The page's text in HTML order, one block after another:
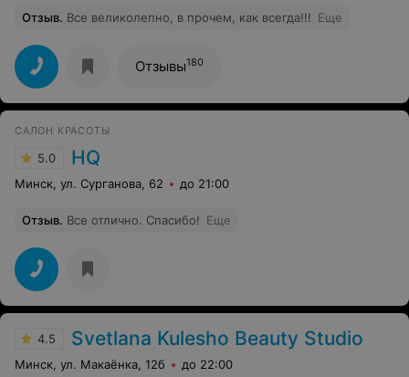
Отзыв. Все великолепно, в прочем, как всегда!!! Еще
Отзывы180
САЛОН КРАСОТЫ
5.0 HQ
Минск, ул. Сурганова, 62 до 21:00
Отзыв. Все отлично. Спасибо! Еще
4.5 Svetlana Kulesho Beauty Studio
Минск, ул. Макаёнка, 12б до 22:00